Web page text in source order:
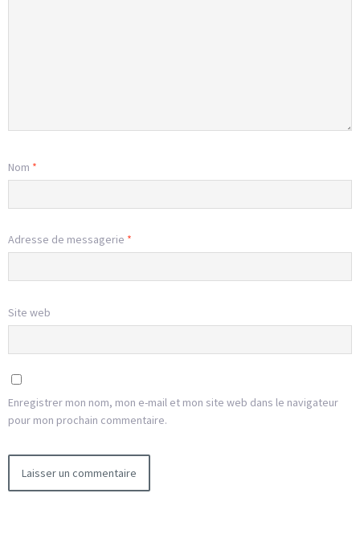
Nom *
Adresse de messagerie *
Site web
Enregistrer mon nom, mon e-mail et mon site web dans le navigateur
pour mon prochain commentaire.